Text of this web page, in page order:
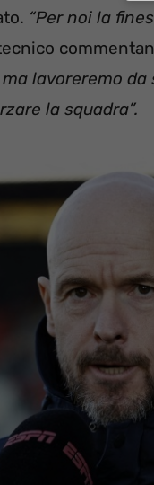
“Per noi la
lavoreremo
la squadra”.